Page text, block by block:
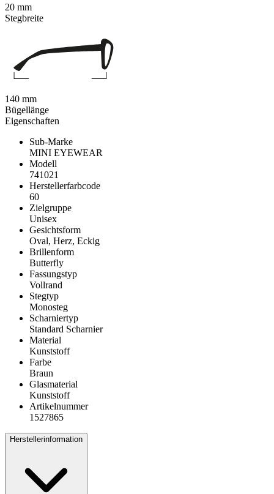
Eigenschaften
Sub-Marke
MINI EYEWEAR
Modell
741021
Herstellerfarbcode
60
Zielgruppe
Unisex
Gesichtsform
Oval, Herz, Eckig
Brillenform
Butterfly
Fassungstyp
Vollrand
Stegtyp
Monosteg
Scharniertyp
Standard Scharnier
Material
Kunststoff
Farbe
Braun
Glasmaterial
Kunststoff
Artikelnummer
1527865
Herstellerinformation
20 mm
Stegbreite
140 mm
Bügellänge